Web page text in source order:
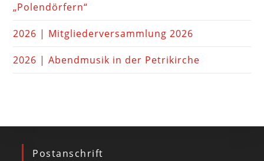
„Polendörfern“
2026 | Mitgliederversammlung 2026
2026 | Abendmusik in der Petrikirche
Postanschrift